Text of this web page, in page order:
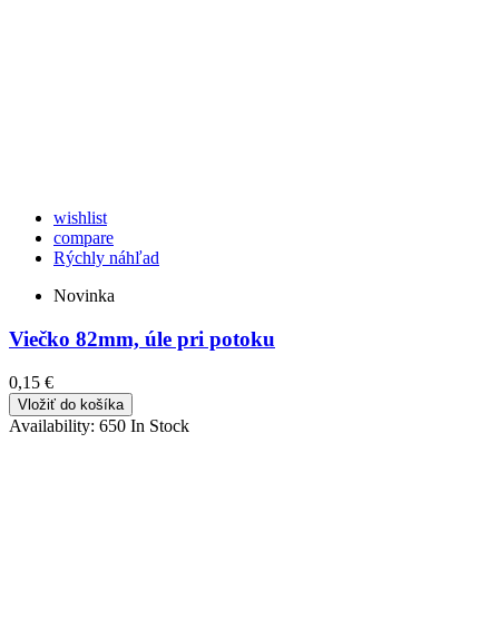
wishlist
compare
Rýchly náhľad
Novinka
Viečko 82mm, úle pri potoku
0,15 €
Vložiť do košíka
Availability: 650 In Stock